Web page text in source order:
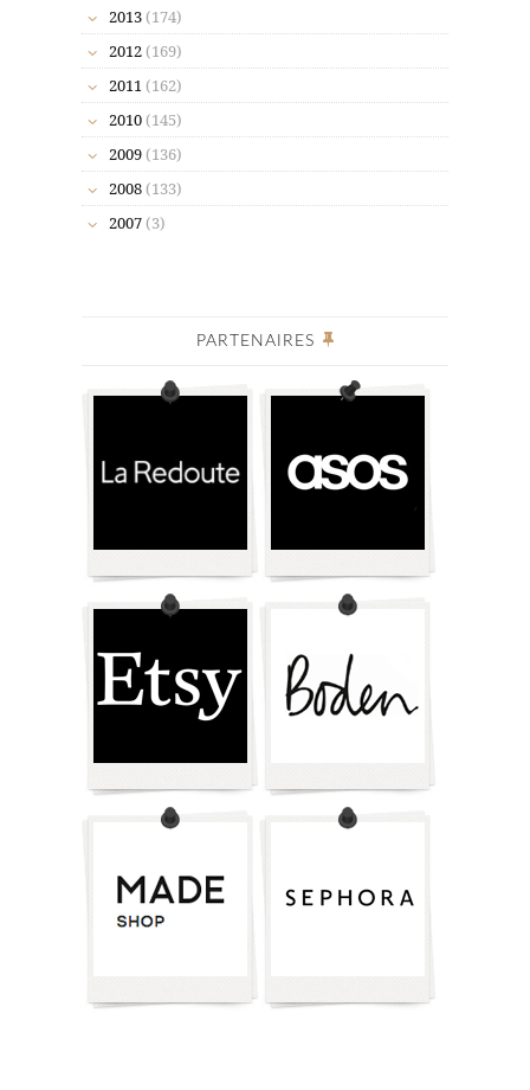
2013 (174)
2012 (169)
2011 (162)
2010 (145)
2009 (136)
2008 (133)
2007 (3)
PARTENAIRES